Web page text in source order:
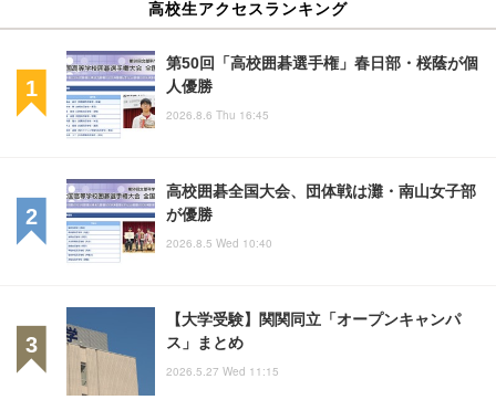
高校生アクセスランキング
第50回「高校囲碁選手権」春日部・桜蔭が個
人優勝
2026.8.6 Thu 16:45
高校囲碁全国大会、団体戦は灘・南山女子部
が優勝
2026.8.5 Wed 10:40
【大学受験】関関同立「オープンキャンパ
ス」まとめ
2026.5.27 Wed 11:15